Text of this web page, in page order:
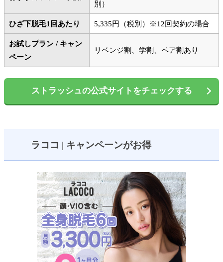
別）
ひざ下脱毛1回あたり 5,335円（税別）※12回契約の場合
お試しプラン / キャン
ペーン
リベンジ割、学割、ペア割あり
ストラッシュの公式サイトをチェックする
ラココ | キャンペーンがお得